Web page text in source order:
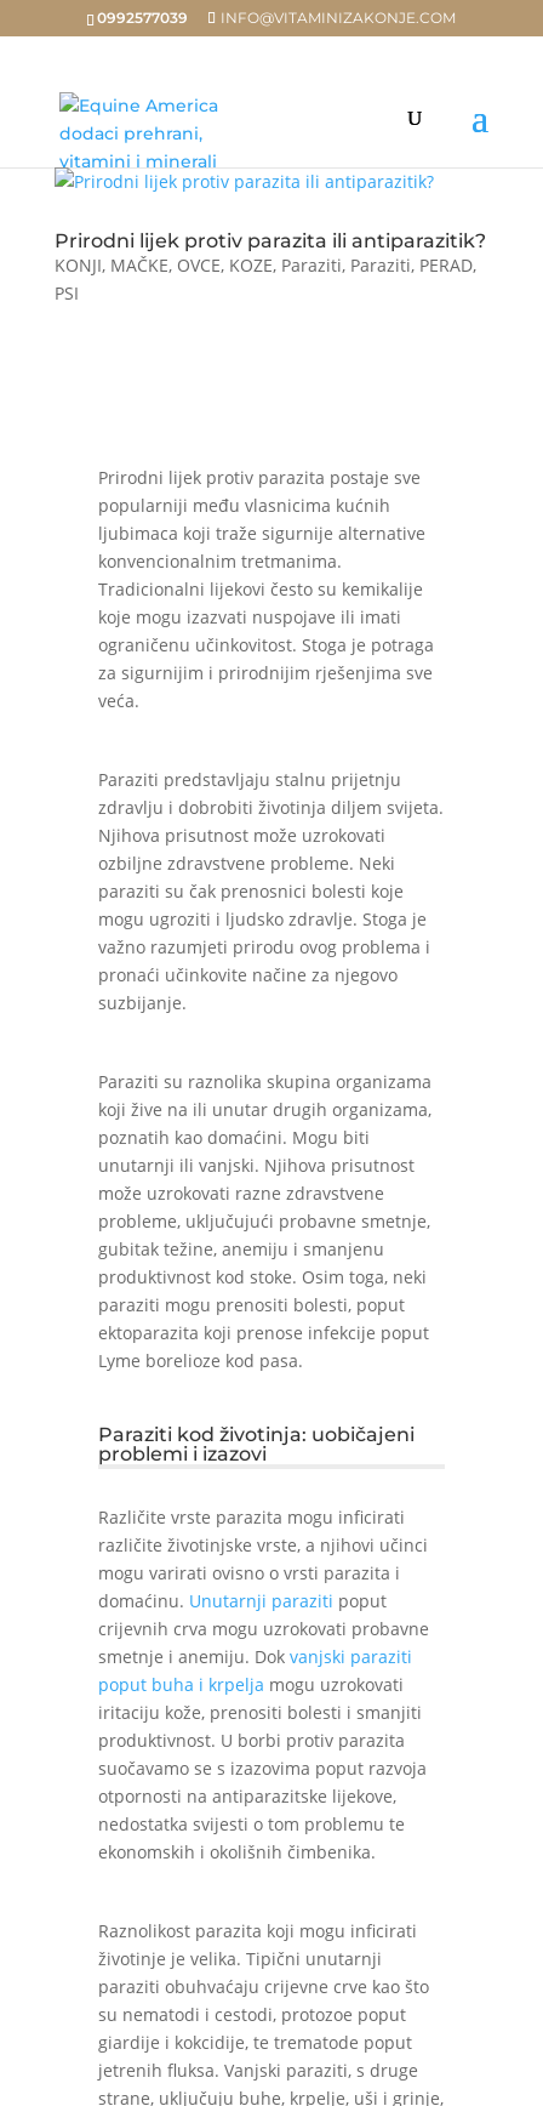
0992577039 INFO@VITAMINIZAKONJE.COM
Prirodni lijek protiv parazita ili antiparazitik?
KONJI, MAČKE, OVCE, KOZE, Paraziti, Paraziti, PERAD,
PSI
Prirodni lijek protiv parazita postaje sve
popularniji među vlasnicima kućnih
ljubimaca koji traže sigurnije alternative
konvencionalnim tretmanima.
Tradicionalni lijekovi često su kemikalije
koje mogu izazvati nuspojave ili imati
ograničenu učinkovitost. Stoga je potraga
za sigurnijim i prirodnijim rješenjima sve
veća.
Paraziti predstavljaju stalnu prijetnju
zdravlju i dobrobiti životinja diljem svijeta.
Njihova prisutnost može uzrokovati
ozbiljne zdravstvene probleme. Neki
paraziti su čak prenosnici bolesti koje
mogu ugroziti i ljudsko zdravlje. Stoga je
važno razumjeti prirodu ovog problema i
pronaći učinkovite načine za njegovo
suzbijanje.
Paraziti su raznolika skupina organizama
koji žive na ili unutar drugih organizama,
poznatih kao domaćini. Mogu biti
unutarnji ili vanjski. Njihova prisutnost
može uzrokovati razne zdravstvene
probleme, uključujući probavne smetnje,
gubitak težine, anemiju i smanjenu
produktivnost kod stoke. Osim toga, neki
paraziti mogu prenositi bolesti, poput
ektoparazita koji prenose infekcije poput
Lyme borelioze kod pasa.
Paraziti kod životinja: uobičajeni
problemi i izazovi
Različite vrste parazita mogu inficirati
različite životinjske vrste, a njihovi učinci
mogu varirati ovisno o vrsti parazita i
domaćinu. Unutarnji paraziti poput
crijevnih crva mogu uzrokovati probavne
smetnje i anemiju. Dok vanjski paraziti
poput buha i krpelja mogu uzrokovati
iritaciju kože, prenositi bolesti i smanjiti
produktivnost. U borbi protiv parazita
suočavamo se s izazovima poput razvoja
otpornosti na antiparazitske lijekove,
nedostatka svijesti o tom problemu te
ekonomskih i okolišnih čimbenika.
Raznolikost parazita koji mogu inficirati
životinje je velika. Tipični unutarnji
paraziti obuhvaćaju crijevne crve kao što
su nematodi i cestodi, protozoe poput
giardije i kokcidije, te trematode poput
jetrenih fluksa. Vanjski paraziti, s druge
strane, uključuju buhe, krpelje, uši i grinje,